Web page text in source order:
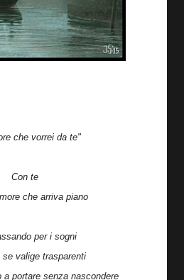
che vorrei da te"
Con te
che arriva piano
per i sogni
se valige trasparenti
a portare senza nascondere